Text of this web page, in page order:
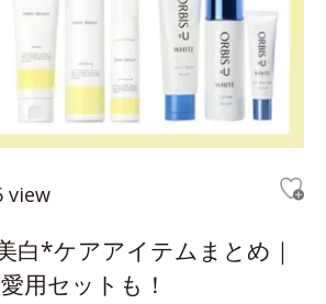
view
白*ケアアイテムまとめ｜
用セットも！